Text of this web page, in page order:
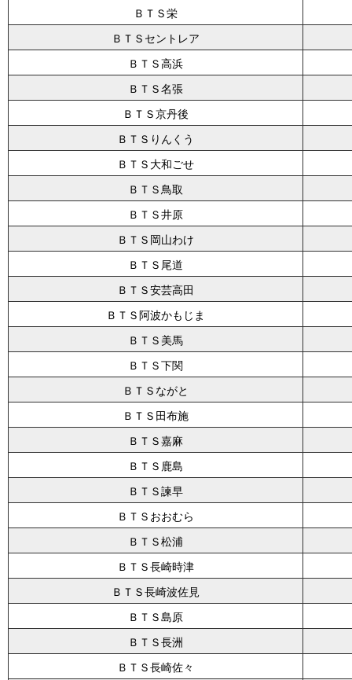
ＢＴＳ栄
ＢＴＳセントレア
ＢＴＳ高浜
ＢＴＳ名張
ＢＴＳ京丹後
ＢＴＳりんくう
ＢＴＳ大和ごせ
ＢＴＳ鳥取
ＢＴＳ井原
ＢＴＳ岡山わけ
ＢＴＳ尾道
ＢＴＳ安芸高田
ＢＴＳ阿波かもじま
ＢＴＳ美馬
ＢＴＳ下関
ＢＴＳながと
ＢＴＳ田布施
ＢＴＳ嘉麻
ＢＴＳ鹿島
ＢＴＳ諫早
ＢＴＳおおむら
ＢＴＳ松浦
ＢＴＳ長崎時津
ＢＴＳ長崎波佐見
ＢＴＳ島原
ＢＴＳ長洲
ＢＴＳ長崎佐々